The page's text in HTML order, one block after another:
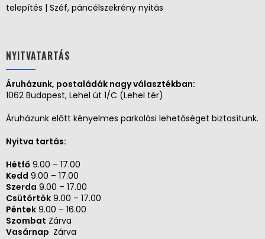
telepítés | Széf, páncélszekrény nyitás
NYITVATARTÁS
Áruházunk, postaládák nagy választékban:
1062 Budapest, Lehel út 1/C (Lehel tér)
Áruházunk előtt kényelmes parkolási lehetőséget biztosítunk.
Nyitva tartás:
Hétfő 9.00 – 17.00
Kedd 9.00 – 17.00
Szerda 9.00 – 17.00
Csütörtök 9.00 – 17.00
Péntek 9.00 – 16.00
Szombat Zárva
Vasárnap Zárva